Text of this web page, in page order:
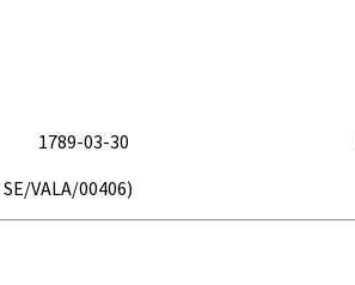
1789-03-30
VALA/00406)